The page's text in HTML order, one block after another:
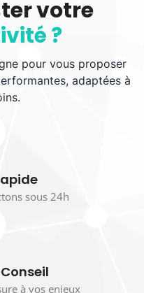
votre
?
pour vous proposer
adaptées à
sous 24h
à vos enjeux